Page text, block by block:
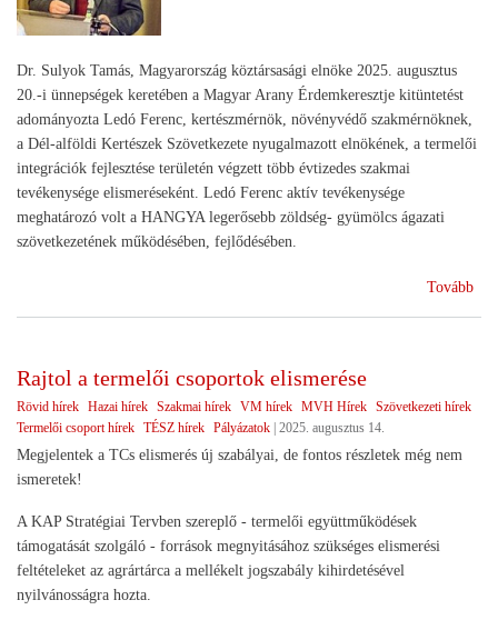
Dr. Sulyok Tamás, Magyarország köztársasági elnöke 2025. augusztus
20.-i ünnepségek keretében a Magyar Arany Érdemkeresztje kitüntetést
adományozta Ledó Ferenc, kertészmérnök, növényvédő szakmérnöknek,
a Dél-alföldi Kertészek Szövetkezete nyugalmazott elnökének, a termelői
integrációk fejlesztése területén végzett több évtizedes szakmai
tevékenysége elismeréseként. Ledó Ferenc aktív tevékenysége
meghatározó volt a HANGYA legerősebb zöldség- gyümölcs ágazati
szövetkezetének működésében, fejlődésében.
Tovább
Rajtol a termelői csoportok elismerése
Rövid hírek Hazai hírek Szakmai hírek VM hírek MVH Hírek Szövetkezeti hírek
Termelői csoport hírek TÉSZ hírek Pályázatok | 2025. augusztus 14.
Megjelentek a TCs elismerés új szabályai, de fontos részletek még nem
ismeretek!
A KAP Stratégiai Tervben szereplő - termelői együttműködések
támogatását szolgáló - források megnyitásához szükséges elismerési
feltételeket az agrártárca a mellékelt jogszabály kihirdetésével
nyilvánosságra hozta.